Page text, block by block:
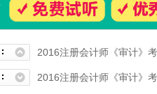
2016注册会计师《审计》
2016注册会计师《审计》